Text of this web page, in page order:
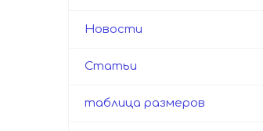
Новости
Статьи
таблица размеров